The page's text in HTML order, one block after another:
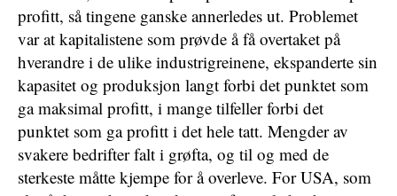
profitt, så tingene ganske annerledes ut. Problemet
var at kapitalistene som prøvde å få overtaket på
hverandre i de ulike industrigreinene, ekspanderte sin
kapasitet og produksjon langt forbi det punktet som
ga maksimal profitt, i mange tilfeller forbi det
punktet som ga profitt i det hele tatt. Mengder av
svakere bedrifter falt i grøfta, og til og med de
sterkeste måtte kjempe for å overleve. For USA, som